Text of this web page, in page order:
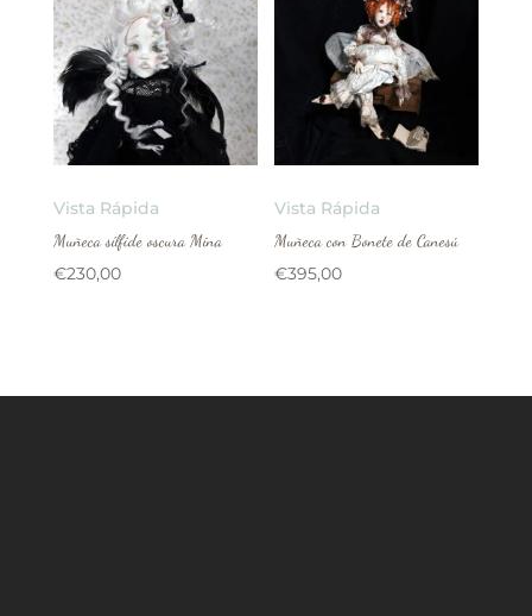
Vista Rápida
Muñeca sílfide oscura Mina
€230,00
Vista Rápida
Muñeca con Bonete de Canesú
€395,00